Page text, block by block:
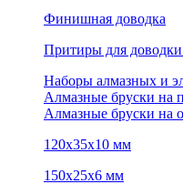
Финишная доводка
Притиры для
Наборы алмазных и
Алмазные бруски на
Алмазные бруски на
120х35х10 мм
150х25х6 мм